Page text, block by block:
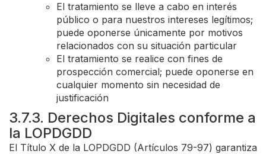
El tratamiento se lleve a cabo en interés
público o para nuestros intereses legítimos;
puede oponerse únicamente por motivos
relacionados con su situación particular
El tratamiento se realice con fines de
prospección comercial; puede oponerse en
cualquier momento sin necesidad de
justificación
3.7.3. Derechos Digitales conforme a
la LOPDGDD
El Título X de la LOPDGDD (Artículos 79-97) garantiza